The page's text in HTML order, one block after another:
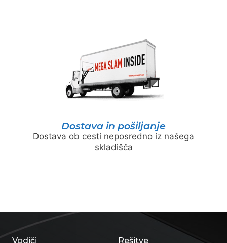
Dostava in pošiljanje
Dostava ob cesti neposredno iz našega
skladišča
Rešitve
Vodiči